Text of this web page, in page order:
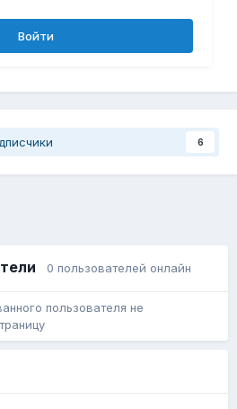
Войти
6
0 пользователей онлайн
пользователя не